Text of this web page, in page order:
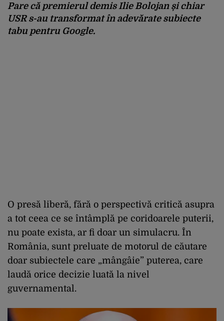
Pare că premierul demis Ilie Bolojan și chiar
USR s-au transformat în adevărate subiecte
tabu pentru Google.
O presă liberă, fără o perspectivă critică asupra
a tot ceea ce se întâmplă pe coridoarele puterii,
nu poate exista, ar fi doar un simulacru. În
România, sunt preluate de motorul de căutare
doar subiectele care „mângâie” puterea, care
laudă orice decizie luată la nivel
guvernamental.